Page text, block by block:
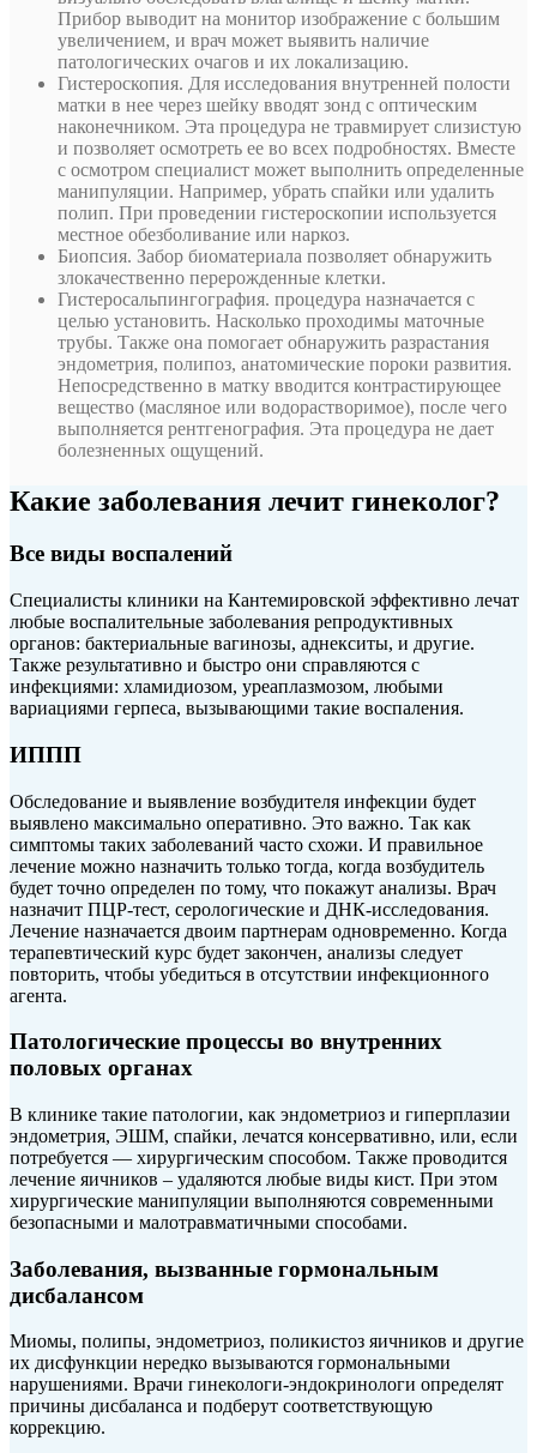
Прибор выводит на монитор изображение с большим
увеличением, и врач может выявить наличие
патологических очагов и их локализацию.
Гистероскопия. Для исследования внутренней полости
матки в нее через шейку вводят зонд с оптическим
наконечником. Эта процедура не травмирует слизистую
и позволяет осмотреть ее во всех подробностях. Вместе
с осмотром специалист может выполнить определенные
манипуляции. Например, убрать спайки или удалить
полип. При проведении гистероскопии используется
местное обезболивание или наркоз.
Биопсия. Забор биоматериала позволяет обнаружить
злокачественно перерожденные клетки.
Гистеросальпингография. процедура назначается с
целью установить. Насколько проходимы маточные
трубы. Также она помогает обнаружить разрастания
эндометрия, полипоз, анатомические пороки развития.
Непосредственно в матку вводится контрастирующее
вещество (масляное или водорастворимое), после чего
выполняется рентгенография. Эта процедура не дает
болезненных ощущений.
Какие заболевания лечит гинеколог?
Все виды воспалений
Специалисты клиники на Кантемировской эффективно лечат
любые воспалительные заболевания репродуктивных
органов: бактериальные вагинозы, аднекситы, и другие.
Также результативно и быстро они справляются с
инфекциями: хламидиозом, уреаплазмозом, любыми
вариациями герпеса, вызывающими такие воспаления.
ИППП
Обследование и выявление возбудителя инфекции будет
выявлено максимально оперативно. Это важно. Так как
симптомы таких заболеваний часто схожи. И правильное
лечение можно назначить только тогда, когда возбудитель
будет точно определен по тому, что покажут анализы. Врач
назначит ПЦР-тест, серологические и ДНК-исследования.
Лечение назначается двоим партнерам одновременно. Когда
терапевтический курс будет закончен, анализы следует
повторить, чтобы убедиться в отсутствии инфекционного
агента.
Патологические процессы во внутренних
половых органах
В клинике такие патологии, как эндометриоз и гиперплазии
эндометрия, ЭШМ, спайки, лечатся консервативно, или, если
потребуется — хирургическим способом. Также проводится
лечение яичников – удаляются любые виды кист. При этом
хирургические манипуляции выполняются современными
безопасными и малотравматичными способами.
Заболевания, вызванные гормональным
дисбалансом
Миомы, полипы, эндометриоз, поликистоз яичников и другие
их дисфункции нередко вызываются гормональными
нарушениями. Врачи гинекологи-эндокринологи определят
причины дисбаланса и подберут соответствующую
коррекцию.